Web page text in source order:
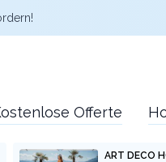
Offerte
ART DECO